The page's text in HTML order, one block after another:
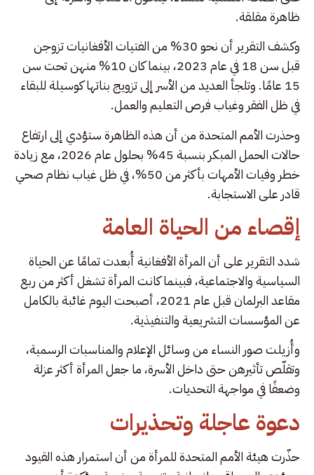
ظاهرة مقلقة.
وكشف التقرير أن نحو 30% من الفتيات الأفغانيات تزوجن
قبل سن 18 في عام 2023، بينما كان 10% منهن تحت سن
15 عامًا. وتلجأ العديد من الأسر إلى تزويج بناتها كوسيلة للبقاء
في ظل الفقر وغياب فرص التعليم والعمل.
وحذرت الأمم المتحدة من أن هذه الظاهرة ستؤدي إلى ارتفاع
حالات الحمل المبكر بنسبة 45% بحلول عام 2026، مع زيادة
خطر وفيات الأمهات بأكثر من 50%، في ظل غياب نظام صحي
قادر على الاستجابة.
إقصاء من الحياة العامة
شدد التقرير على أن المرأة الأفغانية أُبعدت تمامًا عن الحياة
السياسية والاجتماعية، فبينما كانت المرأة تشغل أكثر من ربع
مقاعد البرلمان قبل عام 2021، أصبحت اليوم غائبة بالكامل
عن المؤسسات التشريعية والتنفيذية.
وأُزيلت صور النساء من وسائل الإعلام والمناسبات الرسمية،
وتقلّص تأثيرهن حتى داخل الأسرة، ما جعل المرأة أكثر عزلة
وضعفًا في مواجهة التحديات.
دعوة عاجلة وتحذيرات
حذّرت هيئة الأمم المتحدة للمرأة من أن استمرار هذه القيود